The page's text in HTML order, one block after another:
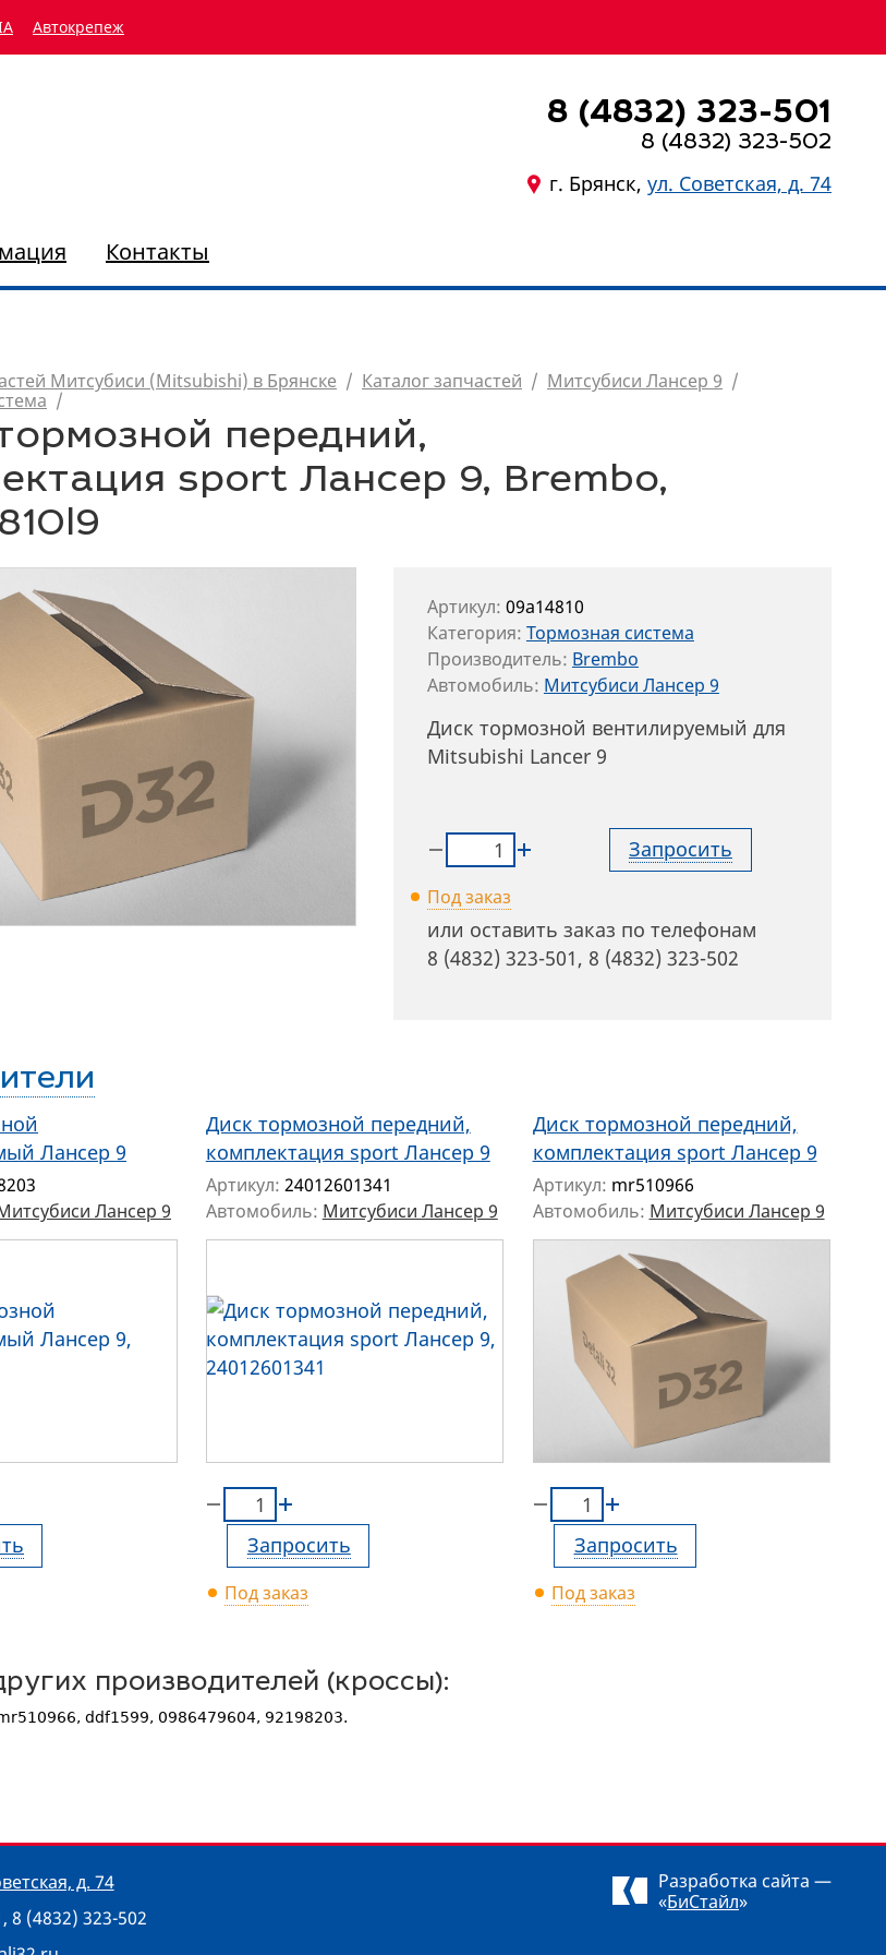
Автокрепеж
8 (4832) 323-501
8 (4832) 323-502
г. Брянск, ул. Советская, д. 74
Контакты
Митсубиси (Mitsubishi) в Брянске / Каталог запчастей / Митсубиси Лансер 9 /
/
передний,
sport Лансер 9, Brembo,
Артикул: 09a14810
Категория: Тормозная система
Производитель: Brembo
Автомобиль: Митсубиси Лансер 9
Диск тормозной вентилируемый для
Mitsubishi Lancer 9
Запросить
Под заказ
или оставить заказ по телефонам
8 (4832) 323-501, 8 (4832) 323-502
Лансер 9
Лансер 9
Диск тормозной передний,
комплектация sport Лансер 9
Артикул: 24012601341
Автомобиль: Митсубиси Лансер 9
Запросить
Под заказ
Диск тормозной передний,
комплектация sport Лансер 9
Артикул: mr510966
Автомобиль: Митсубиси Лансер 9
Запросить
Под заказ
производителей (кроссы):
ddf1599, 0986479604, 92198203.
д. 74
, 8 (4832) 323-502
Разработка сайта —
«БиСтайл»